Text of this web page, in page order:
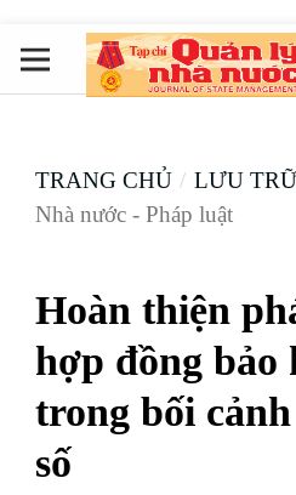
TRANG CHỦ / LƯU
Nhà nước - Pháp luật
Hoàn thiện
hợp đồng bảo
trong bối
số